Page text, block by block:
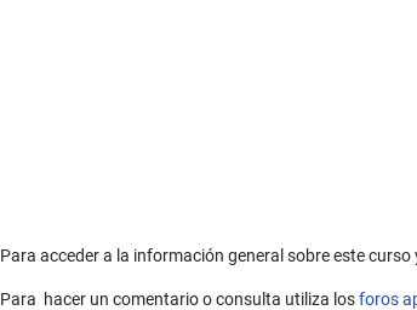
Para acceder a la información general sobre este
Para hacer un comentario o consulta utiliza losforos